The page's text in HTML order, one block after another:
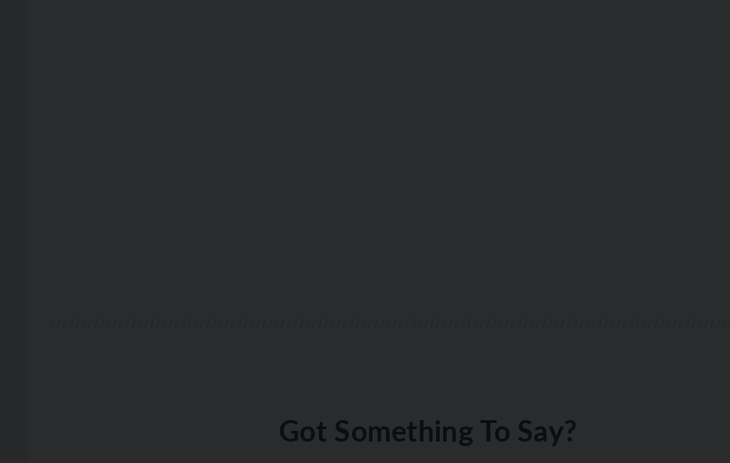
Got Something To Say?